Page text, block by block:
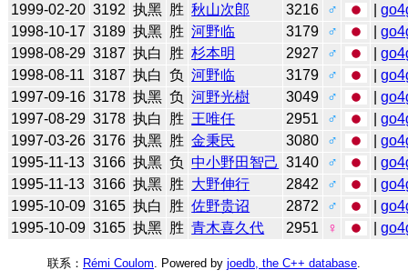
1999-02-20 3192 执黑 胜 秋山次郎 3216 ♂ |
1998-10-17 3189 执黑 胜 河野临 3179 ♂ |
1998-08-29 3187 执白 胜 杉本明 2927 ♂ |
1998-08-11 3187 执白 负 河野临 3179 ♂ |
1997-09-16 3178 执黑 负 河野光樹 3049 ♂ |
1997-08-29 3178 执白 胜 王唯任 2951 ♂ |
1997-03-26 3176 执黑 胜 金秉民 3080 ♂ |
1995-11-13 3166 执黑 负 中小野田智己 3140 ♂ |
1995-11-13 3166 执黑 胜 大野伸行 2842 ♂ |
1995-10-09 3165 执白 胜 佐野贵诏 2872 ♂ |
1995-10-09 3165 执黑 胜 青木喜久代 2951 ♀ |
联系： Rémi Coulom . Powered by joedb, the C++ database